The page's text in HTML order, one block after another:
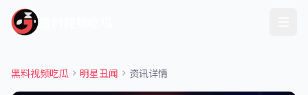
黑料视频吃瓜 明星丑闻 资讯详情